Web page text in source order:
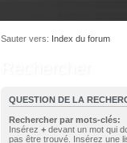
Sauter vers: Index du forum
QUESTION DE LA
Rechercher par mots-clés:
Insérez + devant un mot qui
pas être trouvé. Insérez une